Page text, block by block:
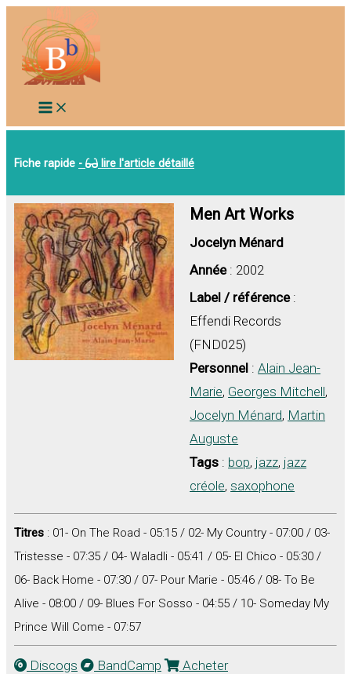
contenu
Fiche rapide - lire l'article détaillé
Men Art Works
Jocelyn Ménard
Année: 2002
Label / référence:
Effendi Records
(FND025)
Personnel :Alain Jean-
Marie, Georges Mitchell,
Jocelyn Ménard, Martin
Auguste
Tags : bop, jazz, jazz
créole,saxophone
Titres : 01- On The Road - 05:15 / 02- My Country - 07:00 / 03-
Tristesse - 07:35 / 04- Waladli - 05:41 / 05- El Chico - 05:30 /
06- Back Home - 07:30 / 07- Pour Marie - 05:46 / 08- To Be
Alive - 08:00 / 09- Blues For Sosso - 04:55 / 10- Someday My
Prince Will Come - 07:57
Discogs BandCamp Acheter